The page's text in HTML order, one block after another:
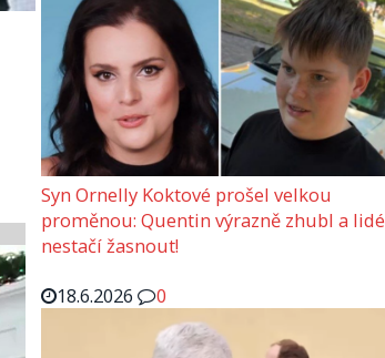
Syn Ornelly Koktové prošel velkou
proměnou: Quentin výrazně zhubl a lidé
nestačí žasnout!
18.6.2026
0